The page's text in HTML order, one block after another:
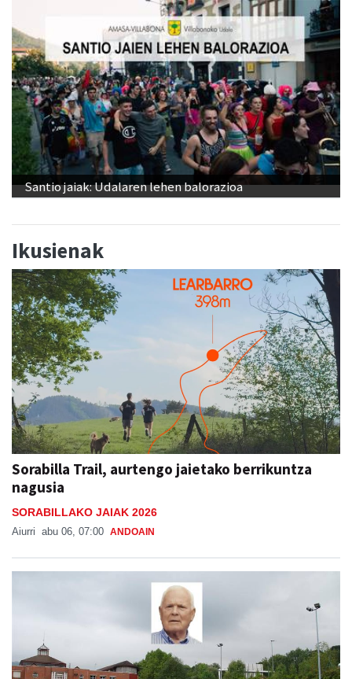
Santio jaiak: Udalaren lehen balorazioa
Ikusienak
Sorabilla Trail, aurtengo jaietako berrikuntza
nagusia
SORABILLAKO JAIAK 2026
Aiurri abu 06, 07:00 ANDOAIN